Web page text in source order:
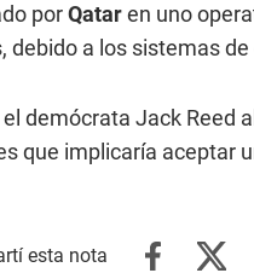
porQataren uno
debido a los sistemas
demócrata Jack Reed
que implicaría aceptar